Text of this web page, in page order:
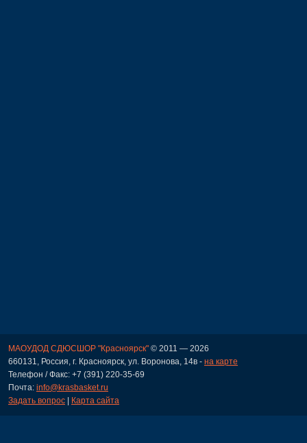
МАОУДОД СДЮСШОР "Красноярск" © 2011 — 2026
660131, Россия, г. Красноярск, ул. Воронова, 14в - на карте
Телефон / Факс: +7 (391) 220-35-69
Почта: info@krasbasket.ru
Задать вопрос | Карта сайта